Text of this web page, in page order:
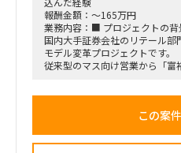
報酬金額：～165万円
業務内容：■ プロジェクトの背
国内大手証券会社のリテール
モデル変革プロジェクトです。
従来型のマス向け営業から「富
戦略ファームが描いた絵に留
動変容までを一気通貫で実現
この案